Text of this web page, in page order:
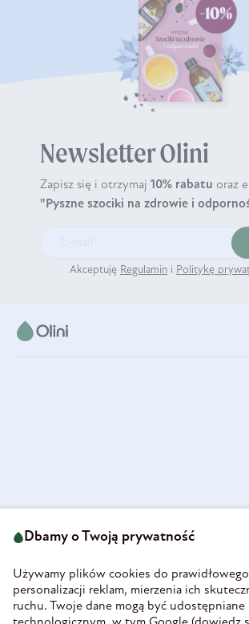
Newsletter Olini
Zapisz się i otrzymaj 10% rabatu oraz
"Pyszne szociki na zdrowie i
Akceptuję Regulamin i Politykę
58-160 Świebodzice
REGON 890213034
INFORMACJE
Dbamy o Twoją prywatność
Używamy plików cookies do
personalizacji reklam, mierzenia ich
ruchu. Twoje dane mogą być udostępniane